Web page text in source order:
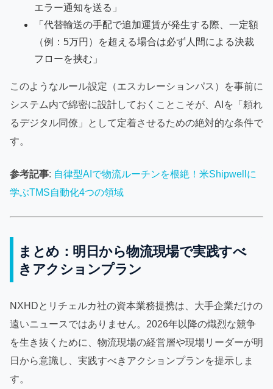
エラー通知を送る」
「代替輸送の手配で追加運賃が発生する際、一定額
（例：5万円）を超える場合は必ず人間による決裁
フローを挟む」
このようなルール設定（エスカレーションパス）を事前に
システム内で綿密に設計しておくことこそが、AIを「頼れ
るデジタル同僚」として定着させるための絶対的な条件で
す。
参考記事: 自律型AIで物流ルーチンを根絶！米Shipwellに
学ぶTMS自動化4つの領域
まとめ：明日から物流現場で実践すべ
きアクションプラン
NXHDとリチェルカ社の資本業務提携は、大手企業だけの
遠いニュースではありません。2026年以降の熾烈な競争
を生き抜くために、物流現場の経営層や現場リーダーが明
日から意識し、実践すべきアクションプランを提示しま
す。